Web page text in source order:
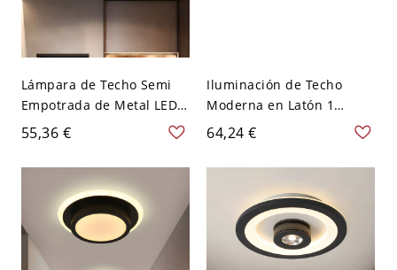
Lámpara de Techo Semi
Empotrada de Metal LED
Luminaria de Techo
Moderna para Pasillo -
Negro 110 A 120 V
Redondo
55,36 €
Iluminación de Techo
Moderna en Latón 1
Bombilla Luz de Techo de
Vidrio para Cocina - Latón
110 A 120 V Redondo
64,24 €